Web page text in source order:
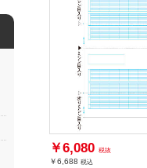
￥6,080 税抜
￥6,688 税込